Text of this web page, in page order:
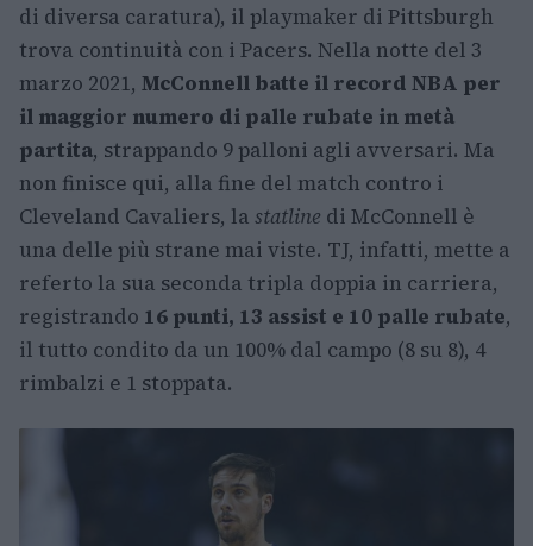
di diversa caratura), il playmaker di Pittsburgh
trova continuità con i Pacers. Nella notte del 3
marzo 2021, McConnell batte il record NBA per
il maggior numero di palle rubate in metà
partita, strappando 9 palloni agli avversari. Ma
non finisce qui, alla fine del match contro i
Cleveland Cavaliers, la statline di McConnell è
una delle più strane mai viste. TJ, infatti, mette a
referto la sua seconda tripla doppia in carriera,
registrando 16 punti, 13 assist e 10 palle rubate,
il tutto condito da un 100% dal campo (8 su 8), 4
rimbalzi e 1 stoppata.